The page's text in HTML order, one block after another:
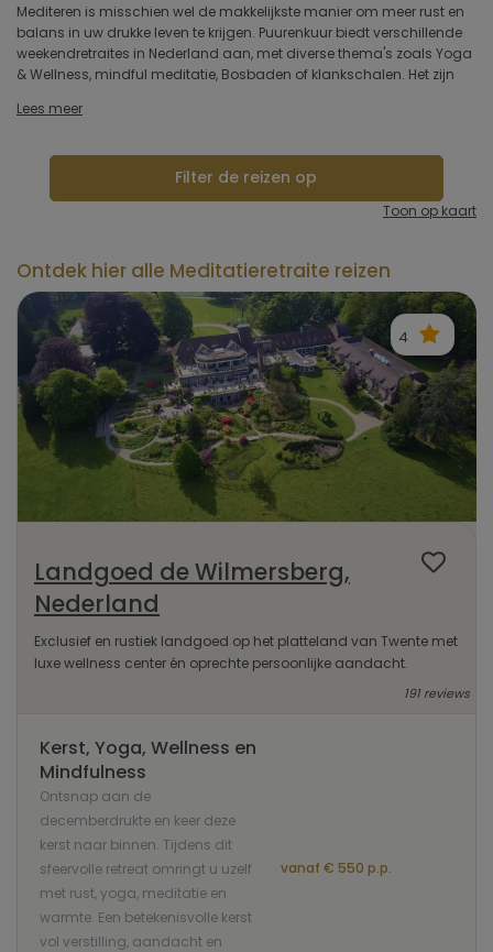
Mediteren is misschien wel de makkelijkste manier om meer rust en
balans in uw drukke leven te krijgen. Puurenkuur biedt verschillende
weekendretraites in Nederland aan, met diverse thema's zoals Yoga
& Wellness, mindful meditatie, Bosbaden of klankschalen. Het zijn
Lees meer
Filter de reizen op
Type hotel
Hotelfaciliteiten
Toepassen
Toon op kaart
Ontdek hier alle Meditatieretraite reizen
4
Landgoed de Wilmersberg,
Nederland
Exclusief en rustiek landgoed op het platteland van Twente met
luxe wellness center én oprechte persoonlijke aandacht.
191 reviews
Kerst, Yoga, Wellness en
Mindfulness
Ontsnap aan de
decemberdrukte en keer deze
kerst naar binnen. Tijdens dit
sfeervolle retreat omringt u uzelf
met rust, yoga, meditatie en
warmte. Een betekenisvolle kerst
vol verstilling, aandacht en
vanaf € 550 p.p.